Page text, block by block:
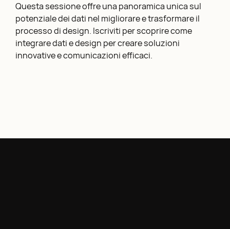
Questa sessione offre una panoramica unica sul
potenziale dei dati nel migliorare e trasformare il
processo di design. Iscriviti per scoprire come
integrare dati e design per creare soluzioni
innovative e comunicazioni efficaci.